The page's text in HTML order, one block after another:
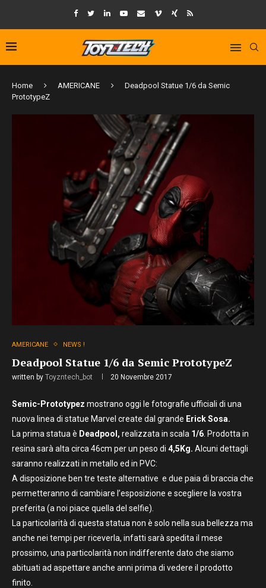
Home AMERICANE
Deadpool Statue 1/6 da Semic
PrototypeZ
AMERICANE NEWS !
Deadpool Statue 1/6 da Semic PrototypeZ
written by Toyzntech_bot 20 Novembre 2017
Semic-Prototypez mostrano oggi le fotografie ufficiali di una
nuova linea di statue Marvel create dal grande Erick Sosa.
La prima statua è Deadpool, realizzata in scala 1/6 . Prodotta in
resina sarà alta circa 46cm per un peso di 4,5Kg. Alcuni dettagli
saranno realizzati in metallo ed in PVC:
A disposizione ben tre teste alternative e due paia di braccia che
permetteranno di cambiare l’esposizione e scegliere la vostra
preferita (a noi piace quella del selfie).
La particolarità di questa statua non è solo nella sua bellezza ma
anche nei tempi per riceverla, infatti sarà spedita il mese
prossimo, una particolarità non indifferente dato che siamo
abituati ad aspettare anche anni prima di vedere il prodotto
finito.